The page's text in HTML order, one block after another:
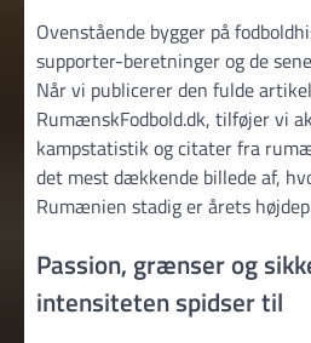
Ovenstående bygger på
supporter-beretninger og de
Når vi publicerer den fulde
RumænskFodbold.dk, tilføjer vi
kampstatistik og citater fra
det mest dækkende billede af,
Rumænien stadig er årets
Passion, grænser og
intensiteten spidser til